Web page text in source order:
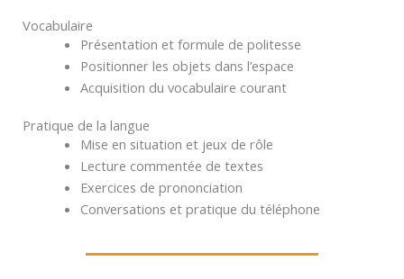
Vocabulaire
Présentation et formule de politesse
Positionner les objets dans l’espace
Acquisition du vocabulaire courant
Pratique de la langue
Mise en situation et jeux de rôle
Lecture commentée de textes
Exercices de prononciation
Conversations et pratique du téléphone